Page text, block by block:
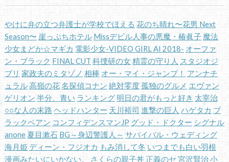
やけに弁の立つ弁護士が学校でほえる 花のち晴れ〜花男 Next
Season〜 崖っぷちホテル Missデビル人事の悪魔・椿眞子 魔法
少女まどか☆マギカ 電影少女-VIDEO GIRL AI 2018- オーファ
ン・ブラック FINAL CUT 科捜研の女精霊の守り人 スタジオジ
ブリ 家政夫のミタゾノ 相棒 オー・マイ・ジャンプ！ アンナチ
ュラル高嶺の花名探偵コナン 絶対零度孤独のグルメ エヴァン
ゲリオン 半分、青い ランキング 明日の君がもっと好き 太宰治
○○な人の末路 ヘッドハンター 天川裕司 進撃の巨人 ハゲタカ ブ
ラックペアン コンフィデンスマンJP グッド・ドクター シグナル
anone 夏目漱石 BG～身辺警護人～ サバイバル・ウェディング
海月姫 ディーン・フジオカ もみ消して冬 いつまでも白い羽根
漫画みたいにいかない。
さくらの親子丼 正義のセ 宮沢賢治小